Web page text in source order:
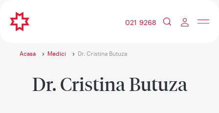
021 9268
Acasa Medici Dr. Cristina Butuza
Dr. Cristina Butuza